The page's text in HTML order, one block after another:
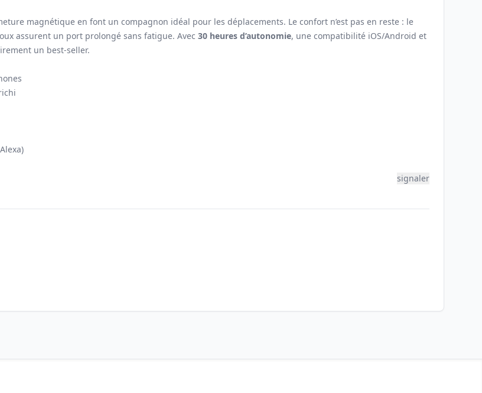
magnétique en font un compagnon idéal pour les déplacements. Le confort n’est pas en reste : le
assurent un port prolongé sans fatigue. Avec 30 heures d’autonomie, une compatibilité iOS/Android et
un best-seller.
signaler